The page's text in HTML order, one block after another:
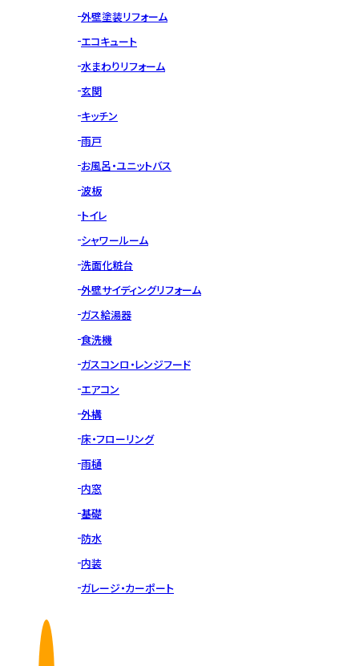
外壁塗装リフォーム
エコキュート
水まわりリフォーム
玄関
キッチン
雨戸
お風呂・ユニットバス
波板
トイレ
シャワールーム
洗面化粧台
外壁サイディングリフォーム
ガス給湯器
食洗機
ガスコンロ・レンジフード
エアコン
外構
床・フローリング
雨樋
内窓
基礎
防水
内装
ガレージ・カーポート